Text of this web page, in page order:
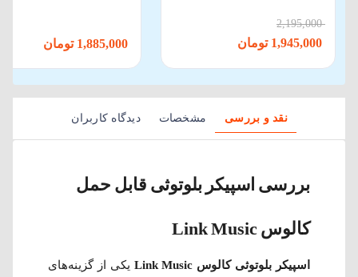
2,195,000
نقد و بررسی مشخصات دیدگاه کاربران
بررسی اسپیکر بلوتوثی قابل حمل
کالوس Link Music
اسپیکر بلوتوثی کالوس Link Music یکی از گزینه‌های